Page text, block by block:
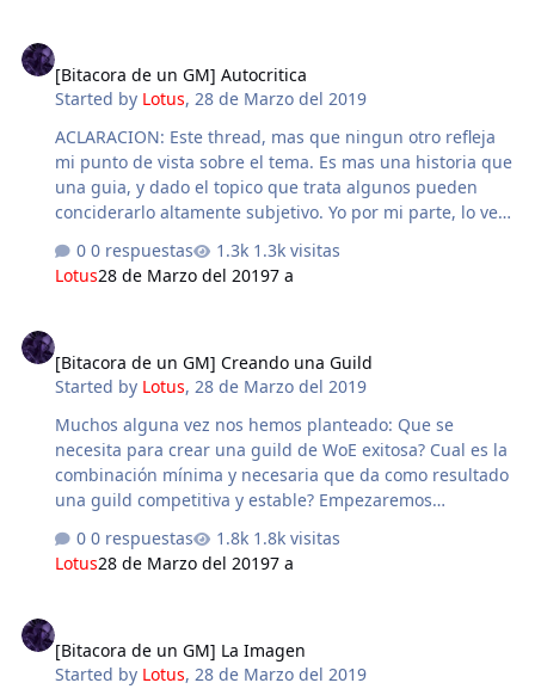
[Bitacora de un GM] Autocritica
Started by Lotus,28 de Marzo del 2019
ACLARACION: Este thread, mas que ningun otro refleja
mi punto de vista sobre el tema. Es mas una historia que
una guia, y dado el topico que trata algunos pueden
conciderarlo altamente subjetivo. Yo por mi parte, lo veo
vez en No Way podrán afirmar que las WoEs alli eran
fervorosas. Esa pasión y ese fervor nos ha hecho
circunstancias ilógicas como le seria un 20 vs 60.
Cuando el broadcast amarillo se anunciaba y la WoE
tocaba su fin, independientemente del resultado, era
menester cumplir con el ritual d…
0 respuestas
1.3k visitas
Lotus28 de Marzo del 20197 a
[Bitacora de un GM] Creando una Guild
Started by Lotus,28 de Marzo del 2019
Muchos alguna vez nos hemos planteado: Que se
necesita para crear una guild de WoE exitosa? Cual es la
combinación mínima y necesaria que da como resultado
una guild competitiva y estable? Empezaremos
jugador A tiene un Emperium, no sabe mucho de Woe,
pero tiene un grupo de 15 amigos que buscan
para iniciarse en Woe tiene muchas Cards MVP, y algo
de experiencia en el ambiente. El jugador C es un tipo
0 respuestas
1.8k visitas
Lotus28 de Marzo del 20197 a
[Bitacora de un GM] La Imagen
Started by Lotus,28 de Marzo del 2019